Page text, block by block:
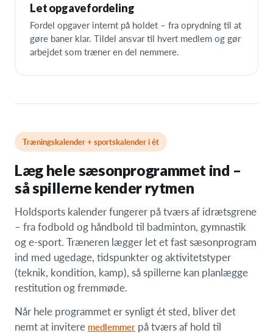
Let opgavefordeling
Fordel opgaver internt på holdet – fra oprydning til at
gøre baner klar. Tildel ansvar til hvert medlem og gør
arbejdet som træner en del nemmere.
Træningskalender + sportskalender i ét
Læg hele sæsonprogrammet ind –
så spillerne kender rytmen
Holdsports kalender fungerer på tværs af idrætsgrene
– fra fodbold og håndbold til badminton, gymnastik
og e-sport. Træneren lægger let et fast sæsonprogram
ind med ugedage, tidspunkter og aktivitetstyper
(teknik, kondition, kamp), så spillerne kan planlægge
restitution og fremmøde.
Når hele programmet er synligt ét sted, bliver det
nemt at invitere medlemmer på tværs af hold til